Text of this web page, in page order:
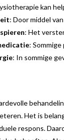
kan
: Door middel
: Het
:
: In sommige
Het is
respons.